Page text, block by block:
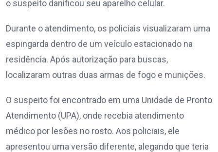
o suspeito danificou seu aparelho celular.
Durante o atendimento, os policiais visualizaram uma
espingarda dentro de um veículo estacionado na
residência. Após autorização para buscas,
localizaram outras duas armas de fogo e munições.
O suspeito foi encontrado em uma Unidade de Pronto
Atendimento (UPA), onde recebia atendimento
médico por lesões no rosto. Aos policiais, ele
apresentou uma versão diferente, alegando que teria